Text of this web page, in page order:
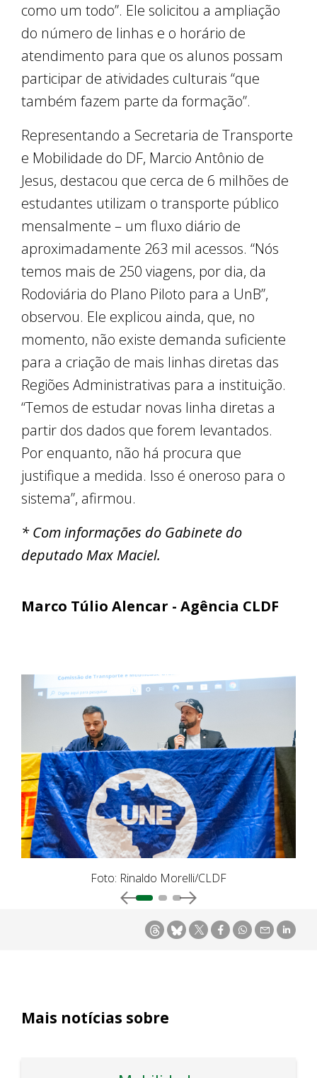
como um todo”. Ele solicitou a ampliação
do número de linhas e o horário de
atendimento para que os alunos possam
participar de atividades culturais “que
também fazem parte da formação”.
Representando a Secretaria de Transporte
e Mobilidade do DF, Marcio Antônio de
Jesus, destacou que cerca de 6 milhões de
estudantes utilizam o transporte público
mensalmente – um fluxo diário de
aproximadamente 263 mil acessos. “Nós
temos mais de 250 viagens, por dia, da
Rodoviária do Plano Piloto para a UnB”,
observou. Ele explicou ainda, que, no
momento, não existe demanda suficiente
para a criação de mais linhas diretas das
Regiões Administrativas para a instituição.
“Temos de estudar novas linha diretas a
partir dos dados que forem levantados.
Por enquanto, não há procura que
justifique a medida. Isso é oneroso para o
sistema”, afirmou.
* Com informações do Gabinete do
deputado Max Maciel.
Marco Túlio Alencar - Agência CLDF
Foto: Rinaldo Morelli/CLDF
Mais notícias sobre